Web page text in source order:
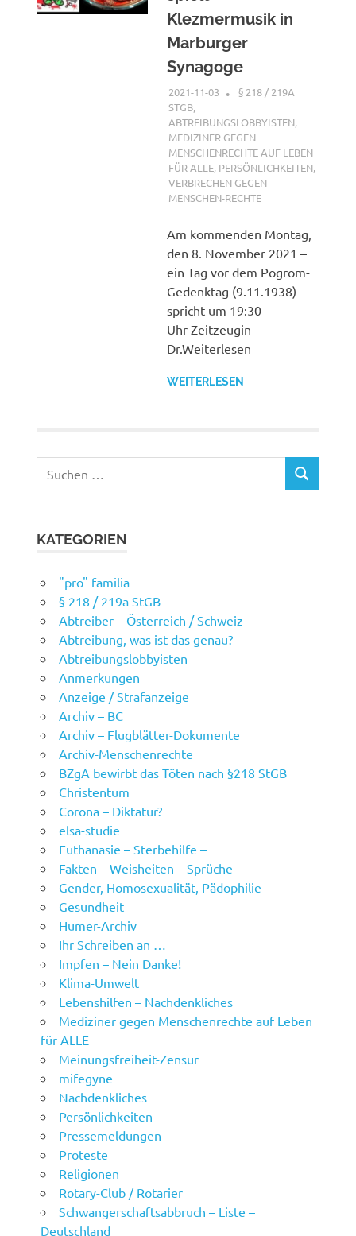
Klezmermusik in
Marburger
Synagoge
2021-11-03 XX
§ 218 / 219A
STGB,
ABTREIBUNGSLOBBYISTEN,
MEDIZINER GEGEN
MENSCHENRECHTE AUF LEBEN
FÜR ALLE, PERSÖNLICHKEITEN,
VERBRECHEN GEGEN
MENSCHEN-RECHTE
Am kommenden Montag,
den 8. November 2021 –
ein Tag vor dem Pogrom-
Gedenktag (9.11.1938) –
spricht um 19:30
Uhr Zeitzeugin
Dr.Weiterlesen
WEITERLESEN
nach:
SUCHEN
KATEGORIEN
"pro" familia
§ 218 / 219a StGB
Abtreiber – Österreich / Schweiz
Abtreibung, was ist das genau?
Abtreibungslobbyisten
Anmerkungen
Anzeige / Strafanzeige
Archiv – BC
Archiv – Flugblätter-Dokumente
Archiv-Menschenrechte
BZgA bewirbt das Töten nach §218 StGB
Christentum
Corona – Diktatur?
elsa-studie
Euthanasie – Sterbehilfe –
Fakten – Weisheiten – Sprüche
Gender, Homosexualität, Pädophilie
Gesundheit
Humer-Archiv
Ihr Schreiben an …
Impfen – Nein Danke!
Klima-Umwelt
Lebenshilfen – Nachdenkliches
Mediziner gegen Menschenrechte auf Leben
für ALLE
Meinungsfreiheit-Zensur
mifegyne
Nachdenkliches
Persönlichkeiten
Pressemeldungen
Proteste
Religionen
Rotary-Club / Rotarier
Schwangerschaftsabbruch – Liste –
Deutschland